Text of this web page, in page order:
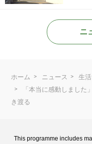
ニ
ホーム ニュース
生
「本当に感動しました
き渡る
This programme includes